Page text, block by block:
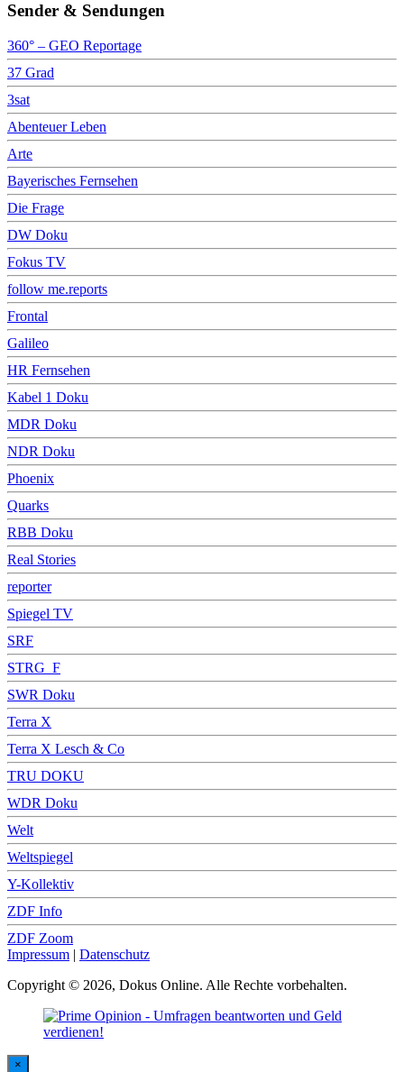
Sender & Sendungen
360° – GEO Reportage
37 Grad
3sat
Abenteuer Leben
Arte
Bayerisches Fernsehen
Die Frage
DW Doku
Fokus TV
follow me.reports
Frontal
Galileo
HR Fernsehen
Kabel 1 Doku
MDR Doku
NDR Doku
Phoenix
Quarks
RBB Doku
Real Stories
reporter
Spiegel TV
SRF
STRG_F
SWR Doku
Terra X
Terra X Lesch & Co
TRU DOKU
WDR Doku
Welt
Weltspiegel
Y-Kollektiv
ZDF Info
ZDF Zoom
Impressum | Datenschutz
Copyright © 2026, Dokus Online. Alle Rechte vorbehalten.
×